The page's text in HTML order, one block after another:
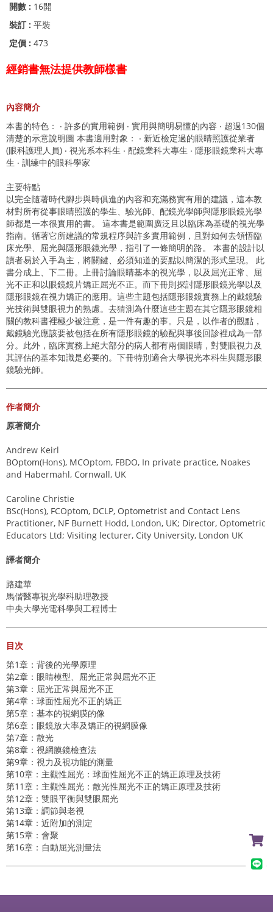
開數 : 16開
裝訂 : 平裝
定價 : 473
經銷書無法提供教師樣書
內容簡介
本書的特色： ‧ 許多的實用範例 ‧ 實用與簡明易懂的內容 ‧ 超過130個
清楚的示意說明圖 本書適用對象： ‧ 新近檢定過的眼睛照護從業者
(眼科護理人員) ‧ 視光系本科生 ‧ 配鏡業科大專生 ‧ 隱形眼鏡業科大專
生 ‧ 訓練中的眼科學家
主要特點
以完全隨著時代腳步與時俱進的內容和充滿務實有用的建議，這本教
材對所有從事眼睛照護的學生、驗光師、配鏡光學師與隱形眼鏡光學
師都是一本很實用的書。 這本書是範圍廣泛且以臨床為基礎的視光學
指南。循著它所建議的常規程序與許多實用範例，且對如何去領悟臨
床光學、屈光與隱形眼鏡光學，指引了一條簡明的路。 本書的設計以
讀者易於入手為主，將關鍵、必須知道的要點以簡潔的形式呈現。 此
書分成上、下二冊。上冊討論眼睛基本的視光學，以及屈光正常、屈
光不正和以眼鏡鏡片矯正屈光不正。而下冊則探討隱形眼鏡光學以及
隱形眼鏡在視力矯正的應用。這些主題包括隱形眼鏡實務上的戴鏡驗
光技術與雙眼視力的熟慮。去猜測為什麼這些主題在其它隱形眼鏡相
關的教科書裡極少被注意，是一件有趣的事。只是，以作者的觀點，
戴鏡驗光應該要被包括在所有隱形眼鏡的驗配與事後回診裡成為一部
分。此外，臨床實務上絕大部分的病人都有兩個眼睛，對雙眼視力及
其評估的基本知識是必要的。下冊特別適合大學視光本科生與隱形眼
鏡驗光師。
作者簡介
原著簡介
Andrew Keirl
BOptom(Hons), MCOptom, FBDO, In private practice, Noakes
and Habermahl, Cornwall, UK
Caroline Christie
BSc(Hons), FCOptom, DCLP, Optometrist and Contact Lens
Practitioner, NF Burnett Hodd, London, UK; Director, Optometric
Educators Ltd; Visiting lecturer, City University, London UK
譯者簡介
路建華
馬偕醫專視光學科助理教授
中央大學光電科學與工程博士
目次
第1章：背後的光學原理
第2章：眼睛模型、屈光正常與屈光不正
第3章：屈光正常與屈光不正
第4章：球面性屈光不正的矯正
第5章：基本的視網膜的像
第6章：眼鏡放大率及矯正的視網膜像
第7章：散光
第8章：視網膜鏡檢查法
第9章：視力及視功能的測量
第10章：主觀性屈光：球面性屈光不正的矯正原理及技術
第11章：主觀性屈光：散光性屈光不正的矯正原理及技術
第12章：雙眼平衡與雙眼屈光
第13章：調節與老視
第14章：近附加的測定
第15章：會聚
第16章：自動屈光測量法